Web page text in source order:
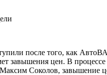
после того, как
цен. В процессе
Соколов, завышение